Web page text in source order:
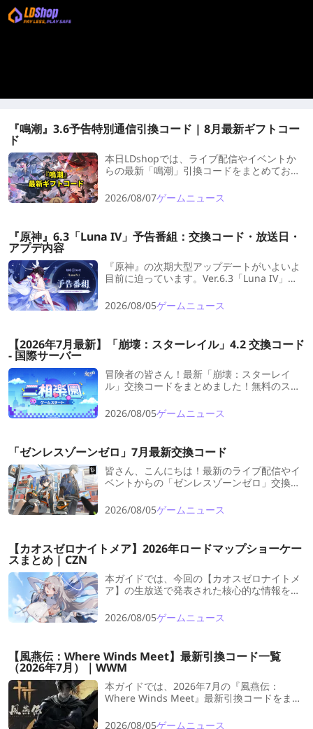
『鳴潮』3.6予告特別通信引換コード | 8月最新ギフトコー
ド
本日LDshopでは、ライブ配信やイベントか
らの最新「鳴潮」引換コードをまとめてお届
2026/08/07ゲームニュース
『原神』6.3「Luna IV」予告番組：交換コード・放送日・
アプデ内容
『原神』の次期大型アップデートがいよいよ
目前に迫っています。Ver.6.3「Luna IV」の
く公開される予定です。
2026/08/05ゲームニュース
【2026年7月最新】「崩壊：スターレイル」4.2 交換コード
- 国際サーバー
冒険者の皆さん！最新「崩壊：スターレイ
ル」交換コードをまとめました！無料のスタ
冒険のエネルギーをチャージしよう！
2026/08/05ゲームニュース
「ゼンレスゾーンゼロ」7月最新交換コード
皆さん、こんにちは！最新のライブ配信やイ
ベントからの「ゼンレスゾーンゼロ」交換コ
ム」や貴重なゲーム内報酬をGETし、冒険の
エネルギーをチャージしよう！
2026/08/05ゲームニュース
【カオスゼロナイトメア】2026年ロードマップショーケー
スまとめ | CZN
本ガイドでは、今回の【カオスゼロナイトメ
ア】の生放送で発表された核心的な情報を総
「育成・ガチャ計画」へのアドバイスをお届
けします。
2026/08/05ゲームニュース
【風燕伝：Where Winds Meet】最新引換コード一覧
（2026年7月）｜WWM
本ガイドでは、2026年7月の『風燕伝：
Where Winds Meet』最新引換コードをまと
ゲーム内通貨や強化素材などの報酬を無料で
2026/08/05ゲームニュース